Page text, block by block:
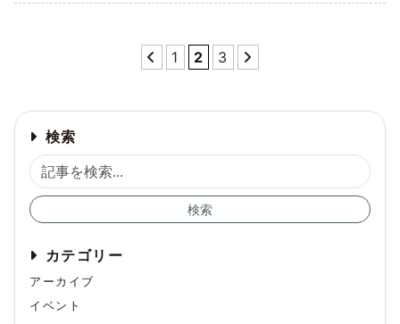
1 2 3
検索
検索
カテゴリー
アーカイブ
イベント